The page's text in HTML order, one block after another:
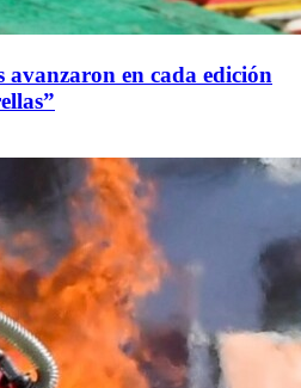
avanzaron en cada edición